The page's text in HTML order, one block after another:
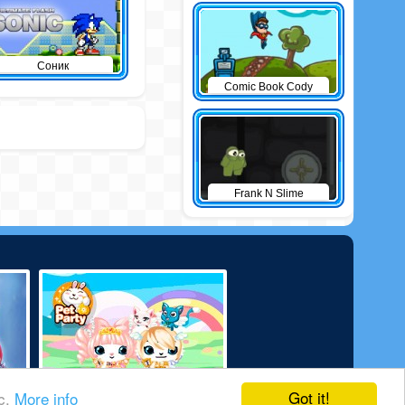
Got it!
More info
Соник
Comic Book Cody
Frank N Slime